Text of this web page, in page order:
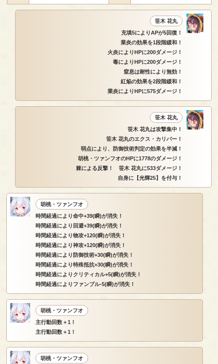
笹木 花丸
充填5によりAPが5回復！
業炎の効果を1段階緩和！
火炎によりHPに200ダメージ！
毒によりHPに200ダメージ！
窒息は耐性により無効！
紅焔の効果を2段階緩和！
業炎によりHPに575ダメージ！
笹木 花丸
笹木 花丸は攻撃集中！
笹木 花丸のエクス・カリバー！
弱点により、防御技術判定の効果を半減！
胡桃・ツァンフオのHPに1778のダメージ！
棘による反撃！ 笹木 花丸に533ダメージ！
自身に【光輝25】を付与！
胡桃・ツァンフオ
時間経過により命中+39(瞬)が消失！
時間経過により回避+39(瞬)が消失！
時間経過により物攻+120(瞬)が消失！
時間経過により神攻+120(瞬)が消失！
時間経過により防御技術+30(瞬)が消失！
時間経過により特殊抵抗+30(瞬)が消失！
時間経過によりクリティカル+5(瞬)が消失！
時間経過によりファンブル-5(瞬)が消失！
胡桃・ツァンフオ
主行動回数＋1！
主行動回数＋1！
胡桃・ツァンフオ